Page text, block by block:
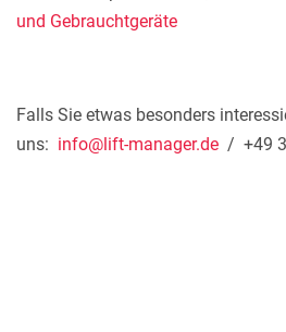
und Gebrauchtgeräte
Falls Sie etwas besonders
uns: info@lift-manager.de / +49